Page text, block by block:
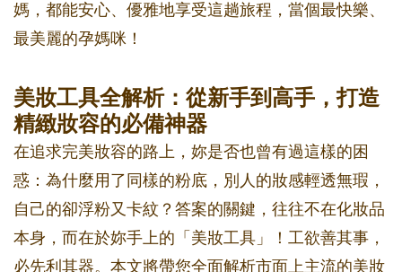
媽，都能安心、優雅地享受這趟旅程，當個最快樂、
最美麗的孕媽咪！
美妝工具全解析：從新手到高手，打造
精緻妝容的必備神器
在追求完美妝容的路上，妳是否也曾有過這樣的困
惑：為什麼用了同樣的粉底，別人的妝感輕透無瑕，
自己的卻浮粉又卡紋？答案的關鍵，往往不在化妝品
本身，而在於妳手上的「美妝工具」！工欲善其事，
必先利其器。本文將帶您全面解析市面上主流的美妝